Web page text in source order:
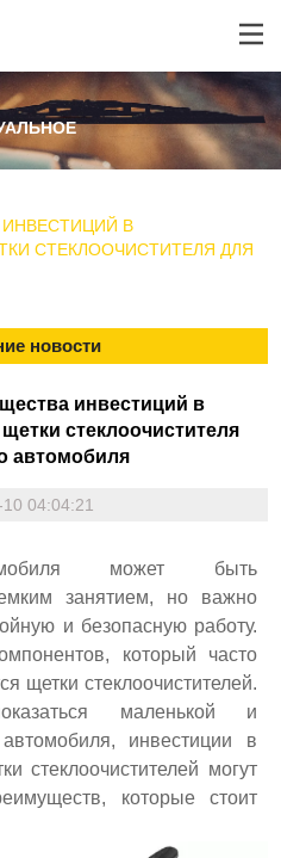
В
СТЕКЛООЧИСТИТЕЛЯ ДЛЯ
новости
инвестиций в
стеклоочистителя
автомобиля
04:04:21
может быть
занятием, но важно
и безопасную работу.
который часто
щетки стеклоочистителей.
маленькой и
инвестиции в
стеклоочистителей могут
которые стоит